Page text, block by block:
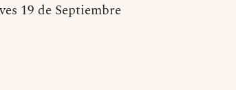
19 de Septiembre